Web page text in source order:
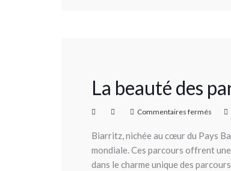
La beauté des
Commentaires fermés
Biarritz, nichée au cœur du Pays
mondiale. Ces parcours offrent
dans le charme unique des